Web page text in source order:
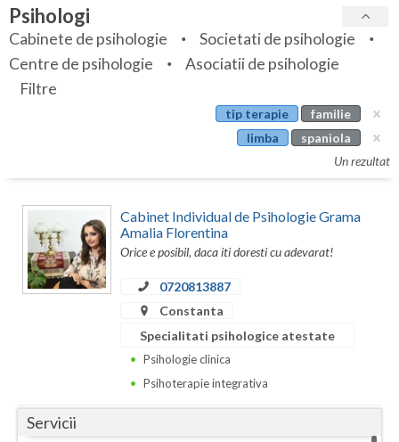
Bihor
Bistrita-Nasaud
Botosani
Bucuresti
Buzau
Calarasi
Covasna
Specialitati
Servicii
Articole
Psihologi
Cabinete de psihologie
Societati de psihologie
Centre de psihologie
Asociatii de psihologie
Filtre
tip terapie
familie
limba
spaniola
Un rezultat
Cabinet Individual de Psihologie Grama
Amalia Florentina
Orice e posibil, daca iti doresti cu adevarat!
0720813887
Constanta
Specialitati psihologice atestate
Psihologie clinica
Psihoterapie integrativa
Servicii